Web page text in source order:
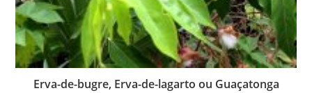
Erva-de-bugre, Erva-de-lagarto ou Guaçatonga